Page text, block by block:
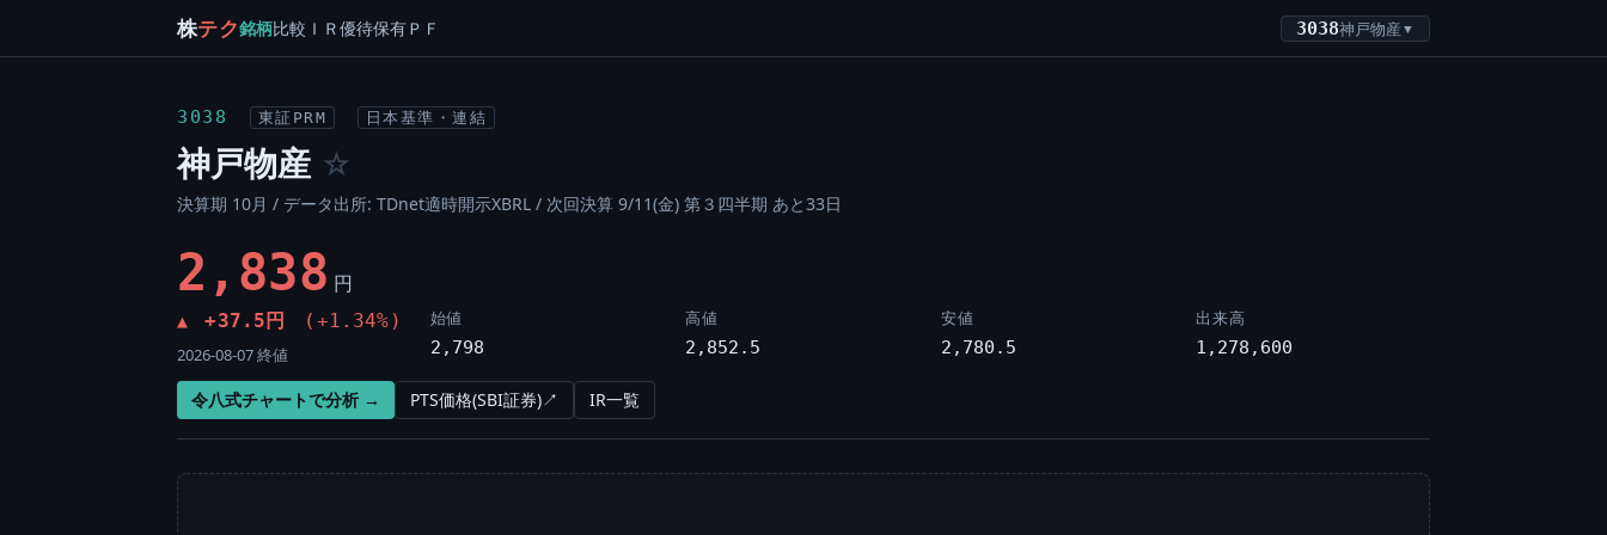
株テク銘柄比較 ＩＲ優待保有ＰＦ 3038神戸物産 ▼
3038 東証PRM 日本基準・連結
神戸物産 ☆
決算期 10月 / データ出所: TDnet適時開示XBRL / 次回決算 9/11(金) 第３四半期 あと33日
2,838 円
▲ +37.5円 (+1.34%)
2026-08-07 終値
始値
2,798
高値
2,852.5
安値
2,780.5
出来高
1,278,600
令八式チャートで分析 → PTS価格(SBI証券)↗ IR一覧